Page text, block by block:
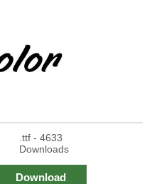
.ttf - 4633
Downloads
Download